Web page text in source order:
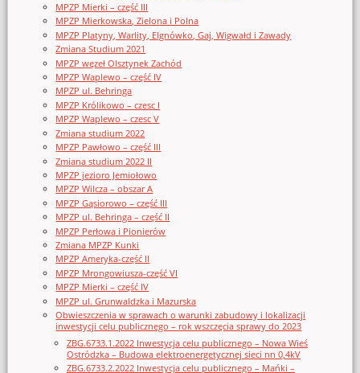
MPZP Mierki – część III
MPZP Mierkowska, Zielona i Polna
MPZP Platyny, Warlity, Elgnówko, Gaj, Wigwałd i Zawady
Zmiana Studium 2021
MPZP węzeł Olsztynek Zachód
MPZP Waplewo – część IV
MPZP ul. Behringa
MPZP Królikowo – czesc I
MPZP Waplewo – czesc V
Zmiana studium 2022
MPZP Pawłowo – część III
Zmiana studium 2022 II
MPZP jezioro Jemiołowo
MPZP Wilcza – obszar A
MPZP Gąsiorowo – część III
MPZP ul. Behringa – część II
MPZP Perłowa i Pionierów
Zmiana MPZP Kunki
MPZP Ameryka-część II
MPZP Mrongowiusza-część VI
MPZP Mierki – część IV
MPZP ul. Grunwaldzka i Mazurska
Obwieszczenia w sprawach o warunki zabudowy i lokalizacji
inwestycji celu publicznego – rok wszczęcia sprawy do 2023
ZBG.6733.1.2022 Inwestycja celu publicznego – Nowa Wieś
Ostródzka – Budowa elektroenergetycznej sieci nn 0,4kV
ZBG.6733.2.2022 Inwestycja celu publicznego – Mańki –